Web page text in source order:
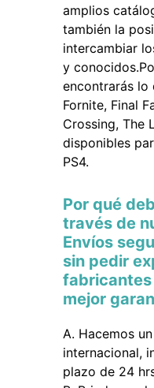
amplios
también la
intercambiar
y
encontrarás lo
Fornite, Final
Crossing, The
disponibles
PS4.
Por qué
través de
Envíos
sin pedir
fabricantes
mejor
Hacemos
internacional,
plazo de 24